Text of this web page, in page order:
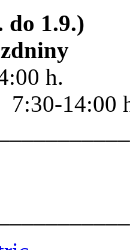
do 1.9.)
h.
7:30-14:00